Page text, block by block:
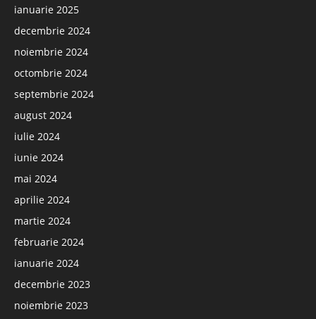
ianuarie 2025
decembrie 2024
noiembrie 2024
octombrie 2024
septembrie 2024
august 2024
iulie 2024
iunie 2024
mai 2024
aprilie 2024
martie 2024
februarie 2024
ianuarie 2024
decembrie 2023
noiembrie 2023